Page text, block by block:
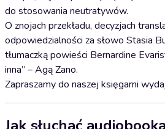
do stosowania neutratywów.
O znojach przekładu, decyzjach
odpowiedzialności za słowo Stasia
tłumaczką powieści Bernardine
inna” – Agą Zano.
Zapraszamy do naszej księgarni